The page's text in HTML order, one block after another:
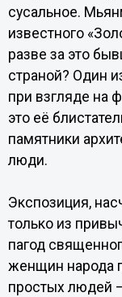
сусальное.
известного
разве за это
страной? Один
при взгляде на
это её
памятники
люди.
Экспозиция,
только из
пагод
женщин народа
простых людей